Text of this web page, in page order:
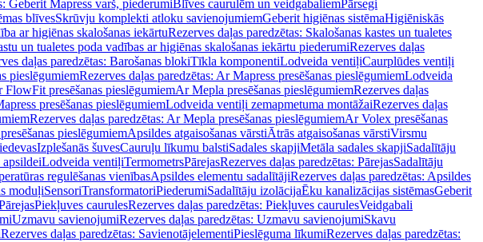
Geberit Mapress varš, piederumiBlīves caurulēm un veidgabaliemPārsegi
blīvesSkrūvju komplekti atloku savienojumiemGeberit higiēnas sistēmaHigiēniskās
ar higiēnas skalošanas iekārtuRezerves daļas paredzētas: Skalošanas kastes un tualetes
un tualetes poda vadības ar higiēnas skalošanas iekārtu piederumiRezerves daļas
daļas paredzētas: Barošanas blokiTīkla komponentiLodveida ventiļiCaurplūdes ventiļi
pieslēgumiemRezerves daļas paredzētas: Ar Mapress presēšanas pieslēgumiemLodveida
FlowFit presēšanas pieslēgumiemAr Mepla presēšanas pieslēgumiemRezerves daļas
presēšanas pieslēgumiemLodveida ventiļi zemapmetuma montāžaiRezerves daļas
Rezerves daļas paredzētas: Ar Mepla presēšanas pieslēgumiemAr Volex presēšanas
pieslēgumiemApsildes atgaisošanas vārstiĀtrās atgaisošanas vārstiVirsmu
Izplešanās šuvesCauruļu līkumu balstiSadales skapjiMetāla sadales skapjiSadalītāju
apsildeiLodveida ventiļiTermometrsPārejasRezerves daļas paredzētas: PārejasSadalītāju
regulēšanas vienībasApsildes elementu sadalītājiRezerves daļas paredzētas: Apsildes
moduļiSensoriTransformatoriPiederumiSadalītāju izolācijaĒku kanalizācijas sistēmasGeberit
Piekļuves caurulesRezerves daļas paredzētas: Piekļuves caurulesVeidgabali
Uzmavu savienojumiRezerves daļas paredzētas: Uzmavu savienojumiSkavu
Rezerves daļas paredzētas: SavienotājelementiPieslēguma līkumiRezerves daļas paredzētas: